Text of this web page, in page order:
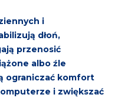
i
dłoń,
przenosić
albo źle
ograniczać komfort
i zwiększać